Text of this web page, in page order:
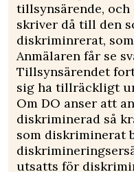
tillsynsärende, och
skriver då till den
diskriminrerat,
Anmälaren får se
Tillsynsärendet
sig ha tillräckligt
Om DO anser att
diskriminerad så
som diskriminerat
utsatts för